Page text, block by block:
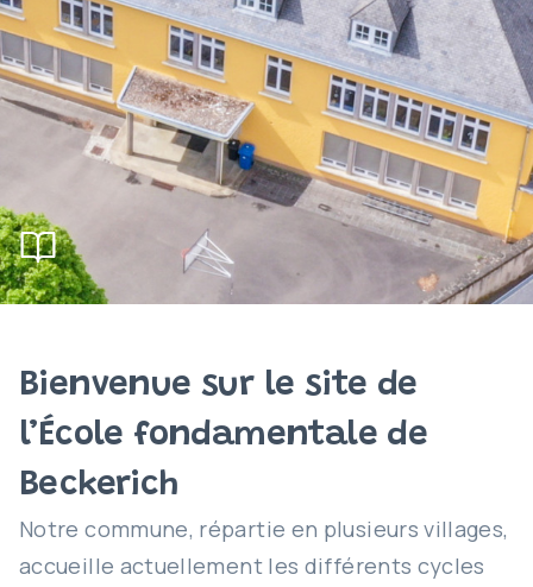
Bienvenue sur le site de
l’École fondamentale de
Beckerich
Notre commune, répartie en plusieurs villages,
accueille actuellement les différents cycles